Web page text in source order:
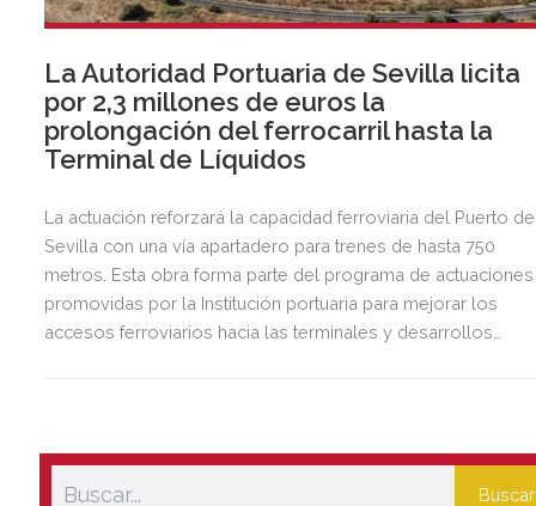
La Autoridad Portuaria de Sevilla licita
por 2,3 millones de euros la
prolongación del ferrocarril hasta la
Terminal de Líquidos
La actuación reforzará la capacidad ferroviaria del Puerto de
Sevilla con una vía apartadero para trenes de hasta 750
metros. Esta obra forma parte del programa de actuaciones
promovidas por la Institución portuaria para mejorar los
accesos ferroviarios hacia las terminales y desarrollos
Buscar